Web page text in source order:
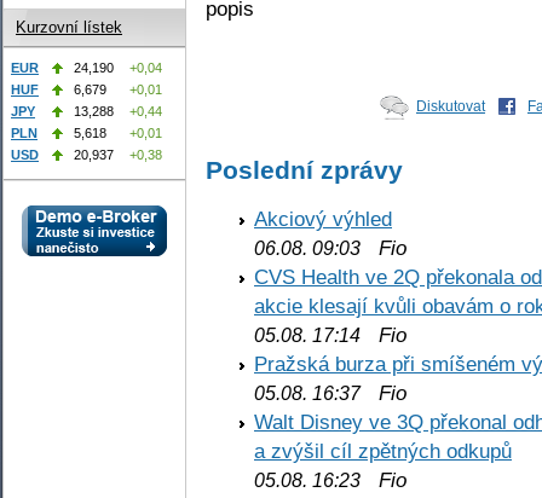
Diskutovat
Poslední zprávy
Akciový výhled
06.08. 09:03 Fio
CVS Health ve 2Q překonala
akcie klesají kvůli obavám o
05.08. 17:14 Fio
Pražská burza při smíšeném
05.08. 16:37Fio
Walt Disney ve 3Q překonal
a zvýšil cíl zpětných odkupů
05.08. 16:23 Fio
Kurzovní lístek
EUR 24,190
+0,04
HUF
6,679
+0,01
JPY
13,288
+0,44
PLN
5,618
+0,01
USD
20,937 +0,38